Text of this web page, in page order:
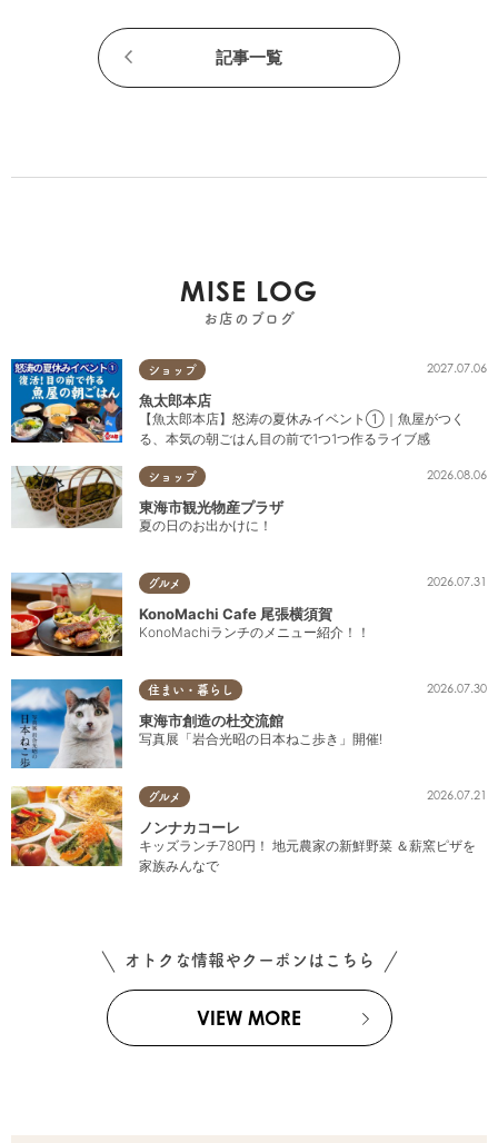
記事一覧
MISE LOG
お店のブログ
ショップ 2027.07.06
魚太郎本店
【魚太郎本店】怒涛の夏休みイベント①｜魚屋がつく
る、本気の朝ごはん目の前で1つ1つ作るライブ感
ショップ 2026.08.06
東海市観光物産プラザ
夏の日のお出かけに！
グルメ 2026.07.31
KonoMachi Cafe 尾張横須賀
KonoMachiランチのメニュー紹介！！
住まい・暮らし 2026.07.30
東海市創造の杜交流館
写真展「岩合光昭の日本ねこ歩き」開催!
グルメ 2026.07.21
ノンナカコーレ
キッズランチ780円！ 地元農家の新鮮野菜 ＆薪窯ピザを
家族みんなで
オトクな情報やクーポンはこちら
VIEW MORE